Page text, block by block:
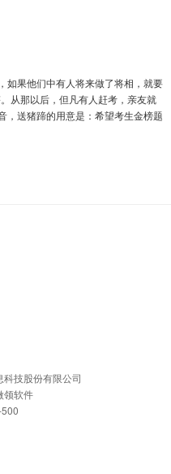
如果他们中有人将来做了将相，就要
从那以后，但凡有人赶考，亲友就
，送猪蹄的用意是：希望考生金榜题
技股份有限公司
领软件